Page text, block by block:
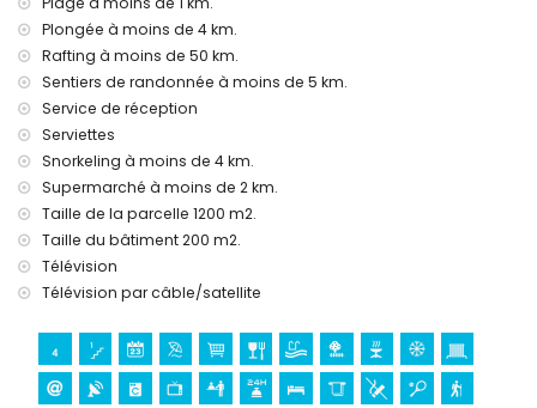
Divertissements et activités de loisirs pour vos vacances à
Javea, Costa Blanca
discothèque, bar et promenade (El Arenal) (à moins de 5
kilomètres de la maison)
Sites et culture à Javea, Costa Blanca
musée (Histórico de Javea, Javea), église (Virgen de Loreto,
Puerto, Javea), ruine (Molinos de Viento, Javea), monument
(Pueblo de Javea, Javea), bâtiment architectural (Histórico
de Javea, Javea), lieu historique (Pueblo de Javea et
Javea) (à moins de 5 kilomètres de l'hébergement)
château (Portal de la Vila et Denia) (à moins de 25
kilomètres de l'hébergement)
Sports
tennis (à moins de 1000 mètres de la villa)
randonnée, cyclisme, canoë, kayak, pêche, plongée et
Plongée à moins de 4 km.
Rafting à moins de 50 km.
Sentiers de randonnée à moins de 5 km.
Service de réception
Serviettes
Snorkeling à moins de 4 km.
Supermarché à moins de 2 km.
Taille de la parcelle 1200 m2.
Taille du bâtiment 200 m2.
Télévision
Télévision par câble/satellite